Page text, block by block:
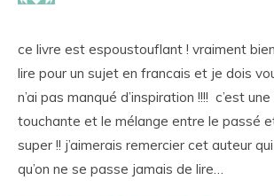
ce livre est espoustouflant ! vraiment bien
lire pour un sujet en francais et je dois
n’ai pas manqué d’inspiration !!!! c’est
touchante et le mélange entre le passé
super !! j’aimerais remercier cet auteur
qu’on ne se passe jamais de lire…